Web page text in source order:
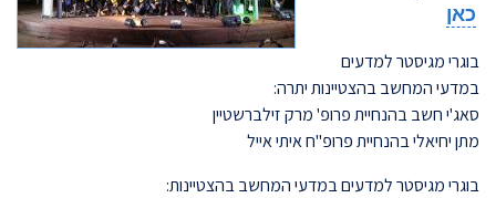
כאן
בוגרי מגיסטר למדעים
במדעי המחשב בהצטיינות יתרה:
סאג'י חשב בהנחיית פרופ' מרק זילברשטיין
מתן יחיאלי בהנחיית פרופ"ח איתי אייל
בוגרי מגיסטר למדעים במדעי המחשב בהצטיינות: